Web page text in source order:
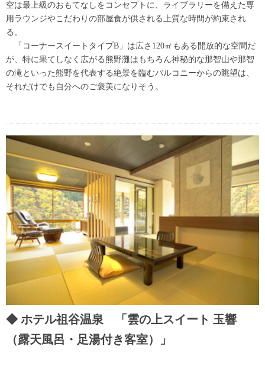
空は最上級のおもてなしをコンセプトに、ライブラリーを備えた専
用ラウンジやこだわりの部屋食が供される上質な時間が約束され
る。
「コーナースイートタイプB」は広さ120㎡もある開放的な空間だ
が、特に果てしなく広がる熊野灘はもちろん神秘的な那智山や那智
の滝といった熊野を代表する絶景を臨むバルコニーからの眺望は、
それだけでも自分へのご褒美になりそう。
ホテル祖谷温泉 「雲の上スイート 玉響
（露天風呂・足湯付き客室）」